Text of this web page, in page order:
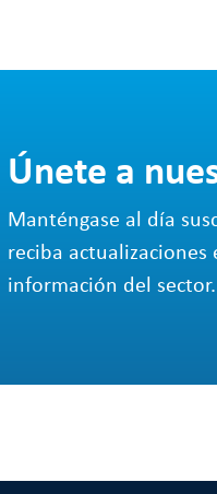
Únete a
Manténgase al día
reciba actualizaciones
información del sector.